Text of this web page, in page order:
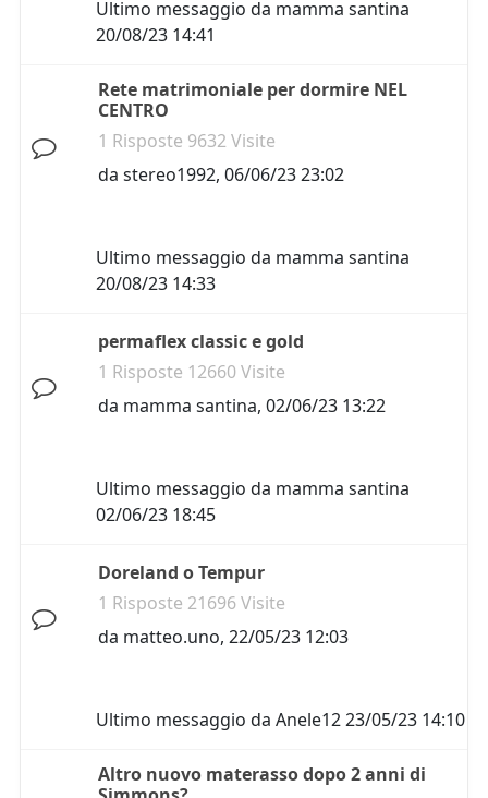
Ultimo messaggio da mamma santina
20/08/23 14:41
Rete matrimoniale per dormire NEL
CENTRO
1 Risposte 9632 Visite
da stereo1992, 06/06/23 23:02
Ultimo messaggio da mamma santina
20/08/23 14:33
permaflex classic e gold
1 Risposte 12660 Visite
da mamma santina, 02/06/23 13:22
Ultimo messaggio da mamma santina
02/06/23 18:45
Doreland o Tempur
1 Risposte 21696 Visite
da matteo.uno, 22/05/23 12:03
Ultimo messaggio da Anele1223/05/23 14:10
Altro nuovo materasso dopo 2 anni di